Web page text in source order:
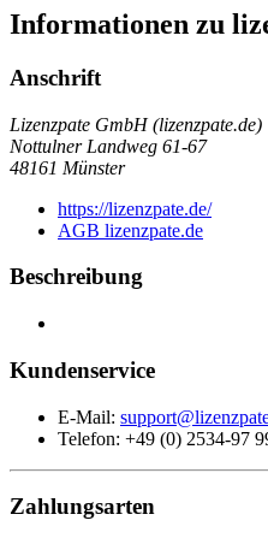
Informationen zu
Anschrift
Lizenzpate GmbH (lizenzpate.de)
Nottulner Landweg 61-67
48161 Münster
https://lizenzpate.de/
AGB lizenzpate.de
Beschreibung
Kundenservice
E-Mail:
Telefon: +49 (0) 2534-97
Zahlungsarten